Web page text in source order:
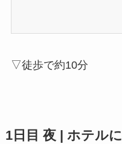
▽徒歩で約10分
1日目 夜 | ホテル